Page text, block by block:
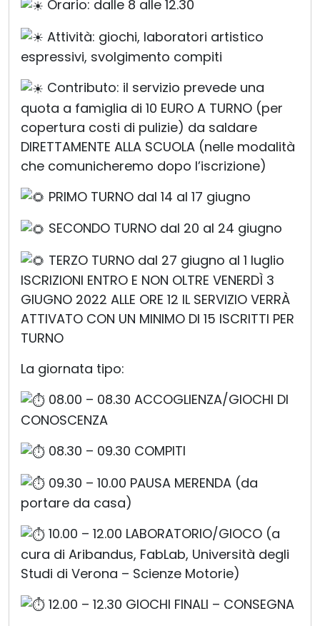
Orario: dalle 8 alle 12.30
Attività: giochi, laboratori artistico
espressivi, svolgimento compiti
Contributo: il servizio prevede una
quota a famiglia di 10 EURO A TURNO (per
copertura costi di pulizie) da saldare
DIRETTAMENTE ALLA SCUOLA (nelle modalità
che comunicheremo dopo l’iscrizione)
PRIMO TURNO dal 14 al 17 giugno
SECONDO TURNO dal 20 al 24 giugno
TERZO TURNO dal 27 giugno al 1 luglio
ISCRIZIONI ENTRO E NON OLTRE VENERDÌ 3
GIUGNO 2022 ALLE ORE 12 IL SERVIZIO VERRÀ
ATTIVATO CON UN MINIMO DI 15 ISCRITTI PER
TURNO
La giornata tipo:
08.00 – 08.30 ACCOGLIENZA/GIOCHI DI
CONOSCENZA
08.30 – 09.30 COMPITI
09.30 – 10.00 PAUSA MERENDA (da
portare da casa)
10.00 – 12.00 LABORATORIO/GIOCO (a
cura di Aribandus, FabLab, Università degli
Studi di Verona – Scienze Motorie)
12.00 – 12.30 GIOCHI FINALI – CONSEGNA